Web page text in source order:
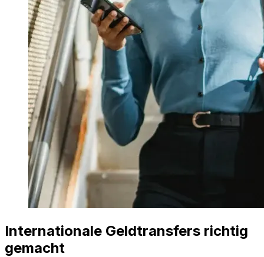
Internationale Geldtransfers richtig
gemacht